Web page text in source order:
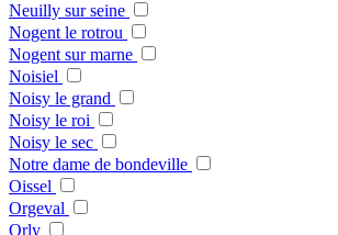
Neuilly sur seine
Nogent le rotrou
Nogent sur marne
Noisiel
Noisy le grand
Noisy le roi
Noisy le sec
Notre dame de bondeville
Oissel
Orgeval
Orly